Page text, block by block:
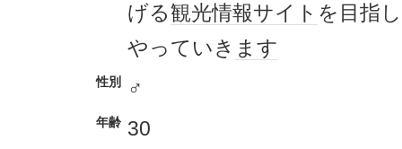
げる観光情報サイト を目指
やっていき ます
性別 ♂
年齢 30